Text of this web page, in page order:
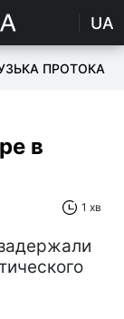
UA
ПРОТОКА
в
1 хв